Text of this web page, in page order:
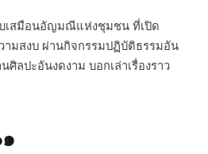
เสมือนอัญมณีแห่งชุมชน ที่เปิด
มสงบ ผ่านกิจกรรมปฏิบัติธรรมอัน
ศิลปะอันงดงาม บอกเล่าเรื่องราว